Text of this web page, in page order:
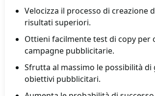
Velocizza il processo di
risultati superiori.
Ottieni facilmente test di copy
campagne pubblicitarie.
Sfrutta al massimo le possibilità
obiettivi pubblicitari.